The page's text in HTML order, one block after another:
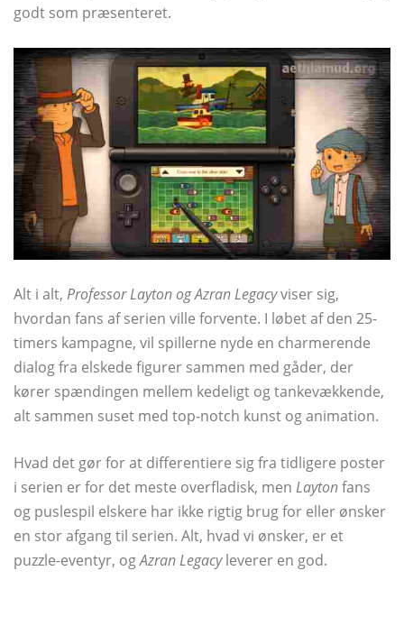
godt som præsenteret.
Alt i alt, Professor Layton og Azran Legacyviser sig,
hvordan fans af serien ville forvente. I løbet af den 25-
timers kampagne, vil spillerne nyde en charmerende
dialog fra elskede figurer sammen med gåder, der
kører spændingen mellem kedeligt og tankevækkende,
alt sammen suset med top-notch kunst og animation.
Hvad det gør for at differentiere sig fra tidligere poster
i serien er for det meste overfladisk, men Laytonfans
og puslespil elskere har ikke rigtig brug for eller ønsker
en stor afgang til serien. Alt, hvad vi ønsker, er et
puzzle-eventyr, ogAzran Legacyleverer en god.